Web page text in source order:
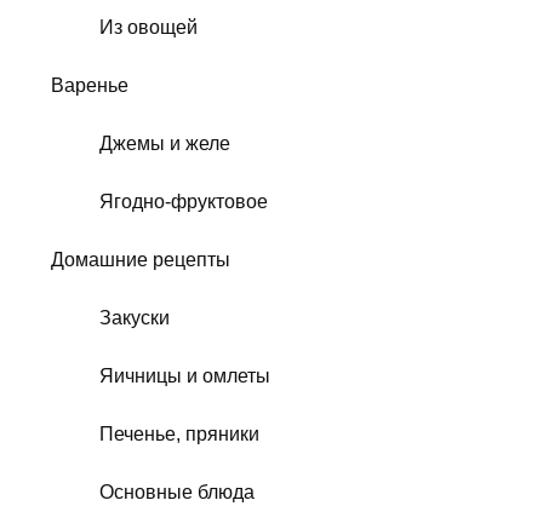
Из овощей
Варенье
Джемы и желе
Ягодно-фруктовое
Домашние рецепты
Закуски
Яичницы и омлеты
Печенье, пряники
Основные блюда